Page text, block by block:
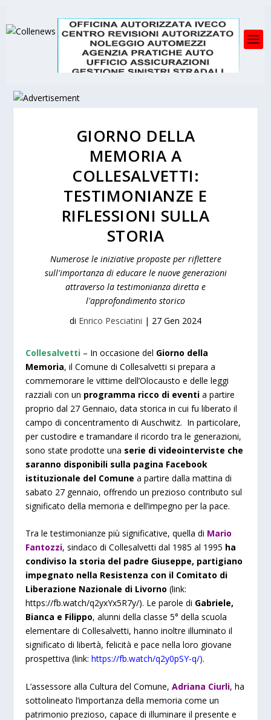
GIORNO DELLA
MEMORIA A
COLLESALVETTI:
TESTIMONIANZE E
RIFLESSIONI SULLA
STORIA
Numerose le iniziative proposte per riflettere
sull'importanza di educare le nuove generazioni
attraverso la testimonianza diretta e
l'approfondimento storico
di Enrico Pesciatini | 27 Gen 2024
Collesalvetti – In occasione del Giorno della
Memoria, il Comune di Collesalvetti si prepara a
commemorare le vittime dell’Olocausto e delle leggi
razziali con un programma ricco di eventi a partire
proprio dal 27 Gennaio, data storica in cui fu liberato il
campo di concentramento di Auschwitz. In particolare,
per custodire e tramandare il ricordo tra le generazioni,
sono state prodotte una serie di videointerviste che
saranno disponibili sulla pagina Facebook
istituzionale del Comune a partire dalla mattina di
sabato 27 gennaio, offrendo un prezioso contributo sul
significato della memoria e dell’impegno per la pace.
Tra le testimonianze più significative, quella di Mario
Fantozzi, sindaco di Collesalvetti dal 1985 al 1995 ha
condiviso la storia del padre Giuseppe, partigiano
impegnato nella Resistenza con il Comitato di
Liberazione Nazionale di Livorno(link:
https://fb.watch/q2yxYx5R7y/). Le parole di Gabriele,
Bianca e Filippo, alunni della classe 5° della scuola
elementare di Collesalvetti, hanno inoltre illuminato il
significato di libertà, felicità e pace nella loro giovane
prospettiva (link: https://fb.watch/q2y0pSY-q/).
L’assessore alla Cultura del Comune, Adriana Ciurli, ha
sottolineato l’importanza della memoria come un
patrimonio prezioso, capace di illuminare il presente e